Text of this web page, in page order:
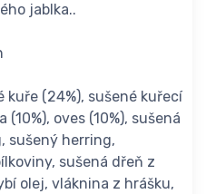
jablka..
(24%), sušené kuřecí
oves (10%), sušená
sušený herring,
sušená dřeň z
olej, vláknina z hrášku,